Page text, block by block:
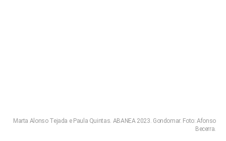
Marta Alonso Tejada e Paula Quintas. ABANEA 2023. Gondomar. Foto: Afonso
Becerra.